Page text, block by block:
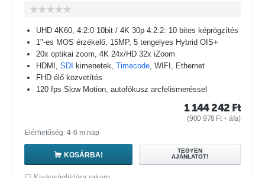
UHD 4K60, 4:2:0 10bit / 4K 30p 4:2:2: 10 bites képrögzítés
1"-es MOS érzékelő, 15MP, 5 tengelyes Hybrid OIS+
20x optikai zoom, 4K 24x/HD 32x iZoom
HDMI, SDI kimenetek, Timecode, WIFI, Ethernet
FHD élő közvetítés
120 fps Slow Motion, autofókusz arcfelismeréssel
1 144 242 Ft
(900 978 Ft+ áfa)
Elérhetőség: 4-6 m.nap
KOSÁRBA!
TEGYEN
AJÁNLATOT!